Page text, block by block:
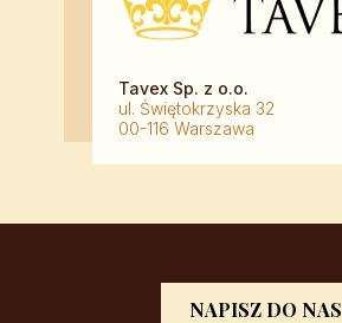
Tavex Sp. z o.o.
ul. Świętokrzyska 32
00-116 Warszawa
NAPISZ DO NAS